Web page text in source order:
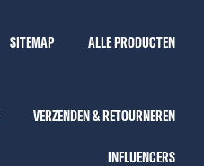
SITEMAP ALLE PRODUCTEN
VERZENDEN & RETOURNEREN
INFLUENCERS